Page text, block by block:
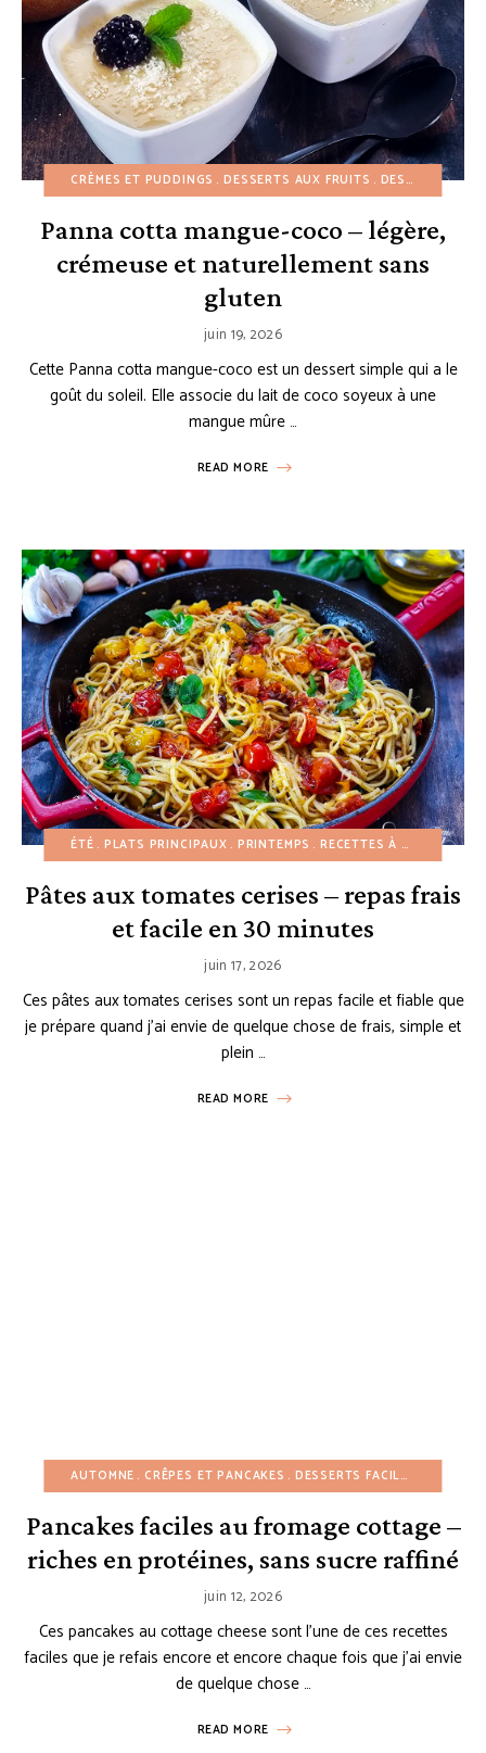
CRÈMES ET PUDDINGS DESSERTS AUX FRUITS DESSERTS FACILES
Panna cotta mangue-coco – légère,
crémeuse et naturellement sans
gluten
juin 19, 2026
Cette Panna cotta mangue-coco est un dessert simple qui a le
goût du soleil. Elle associe du lait de coco soyeux à une
mangue mûre …
READ MORE
ÉTÉ PLATS PRINCIPAUX PRINTEMPS RECETTES À PETIT BUDGET
Pâtes aux tomates cerises – repas frais
et facile en 30 minutes
juin 17, 2026
Ces pâtes aux tomates cerises sont un repas facile et fiable que
je prépare quand j’ai envie de quelque chose de frais, simple et
plein …
READ MORE
AUTOMNE CRÊPES ET PANCAKES DESSERTS FACILES
Pancakes faciles au fromage cottage –
riches en protéines, sans sucre raffiné
juin 12, 2026
Ces pancakes au cottage cheese sont l’une de ces recettes
faciles que je refais encore et encore chaque fois que j’ai envie
de quelque chose …
READ MORE